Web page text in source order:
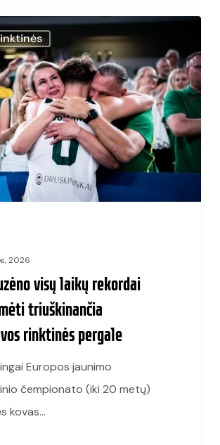
2026
visų laikų rekordai
triuškinančia
rinktinės pergale
Europos jaunimo
čempionato (iki 20 metų)
kovas…